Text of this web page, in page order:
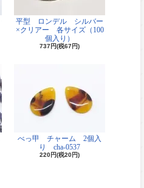
平型 ロンデル シルバー
×クリアー 各サイズ（100
個入り）
737円(税67円)
べっ甲 チャーム 2個入
り cha-0537
220円(税20円)